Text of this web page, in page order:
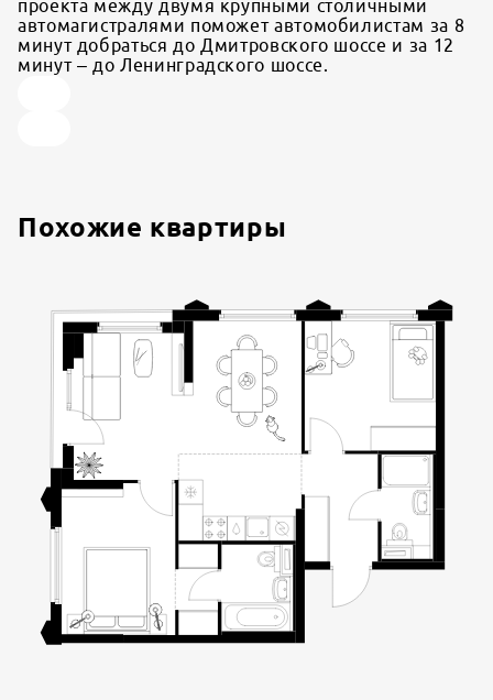
проекта между двумя крупными столичными
автомагистралями поможет автомобилистам за 8
минут добраться до Дмитровского шоссе и за 12
минут – до Ленинградского шоссе.
Похожие квартиры